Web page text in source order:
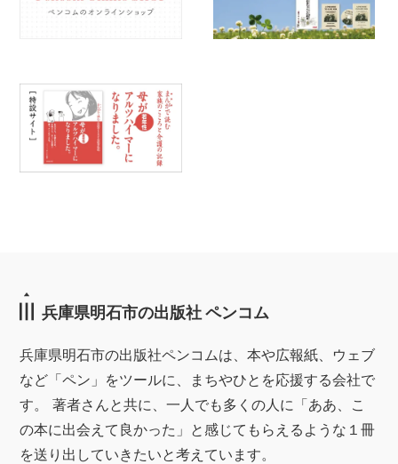
兵庫県明石市の出版社 ペンコム
兵庫県明石市の出版社ペンコムは、本や広報紙、ウェブ
など「ペン」をツールに、まちやひとを応援する会社で
す。 著者さんと共に、一人でも多くの人に「ああ、こ
の本に出会えて良かった」と感じてもらえるような１冊
を送り出していきたいと考えています。